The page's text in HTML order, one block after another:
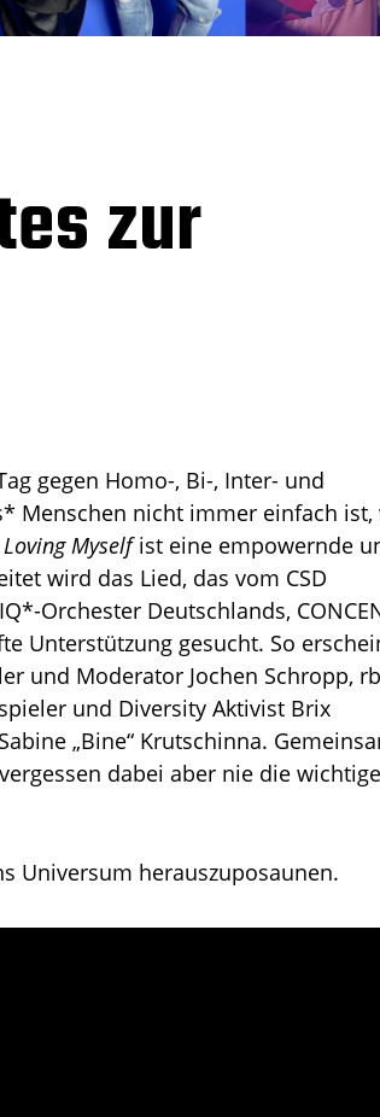
zur
gegen Homo-, Bi-, Inter- und
Menschen nicht immer einfach ist,
Loving Myselfist eine empowernde
wird das Lied, das vom CSD
Orchester Deutschlands,
Unterstützung gesucht. So
und Moderator Jochen Schropp,
und Diversity Aktivist Brix
„Bine“ Krutschinna.
dabei aber nie die wichtige
Universum herauszuposaunen.